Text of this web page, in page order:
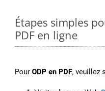
Étapes simples
PDF en ligne
Pour ODP en PDF, veuillez